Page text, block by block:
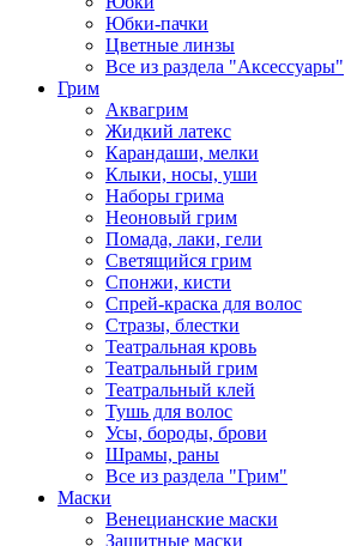
Юбки-пачки
Цветные линзы
Все из раздела "Аксессуары"
Грим
Аквагрим
Жидкий латекс
Карандаши, мелки
Клыки, носы, уши
Наборы грима
Неоновый грим
Помада, лаки, гели
Светящийся грим
Спонжи, кисти
Спрей-краска для волос
Стразы, блестки
Театральная кровь
Театральный грим
Театральный клей
Тушь для волос
Усы, бороды, брови
Шрамы, раны
Все из раздела "Грим"
Маски
Венецианские маски
Защитные маски